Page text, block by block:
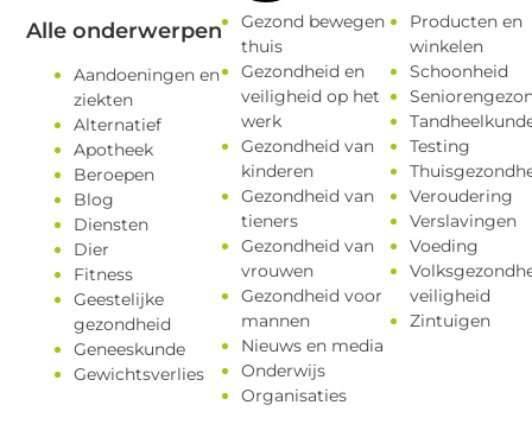
Alle onderwerpen
Aandoeningen en
ziekten
Alternatief
Apotheek
Beroepen
Blog
Diensten
Dier
Fitness
Geestelijke
gezondheid
Geneeskunde
Gewichtsverlies
Gezond bewegen
thuis
Gezondheid en
veiligheid op het
werk
Gezondheid van
kinderen
Gezondheid van
tieners
Gezondheid van
vrouwen
Gezondheid voor
mannen
Nieuws en media
Onderwijs
Organisaties
Producten en
winkelen
Schoonheid
Testing
Veroudering
Verslavingen
Voeding
veiligheid
Zintuigen